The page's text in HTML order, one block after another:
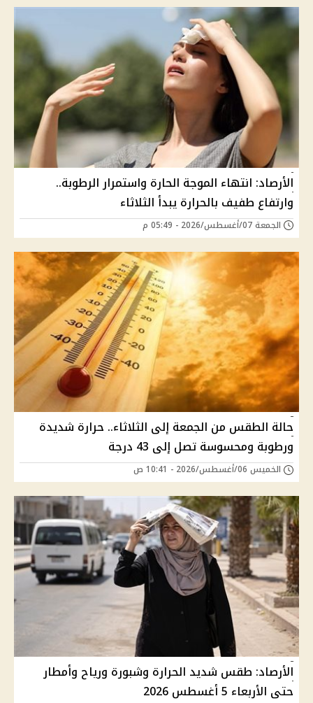
الأرصاد: انتهاء الموجة الحارة واستمرار الرطوبة..
وارتفاع طفيف بالحرارة يبدأ الثلاثاء
الجمعة 07/أغسطس/2026 - 05:49 م
حالة الطقس من الجمعة إلى الثلاثاء.. حرارة شديدة
ورطوبة ومحسوسة تصل إلى 43 درجة
الخميس 06/أغسطس/2026 - 10:41 ص
الأرصاد: طقس شديد الحرارة وشبورة ورياح وأمطار
حتى الأربعاء 5 أغسطس 2026